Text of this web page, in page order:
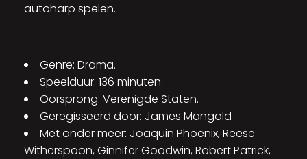
autoharp spelen.
Genre: Drama.
Speelduur: 136 minuten.
Oorsprong: Verenigde Staten.
Geregisseerd door: James Mangold
Met onder meer: Joaquin Phoenix, Reese
Witherspoon, Ginnifer Goodwin, Robert Patrick,